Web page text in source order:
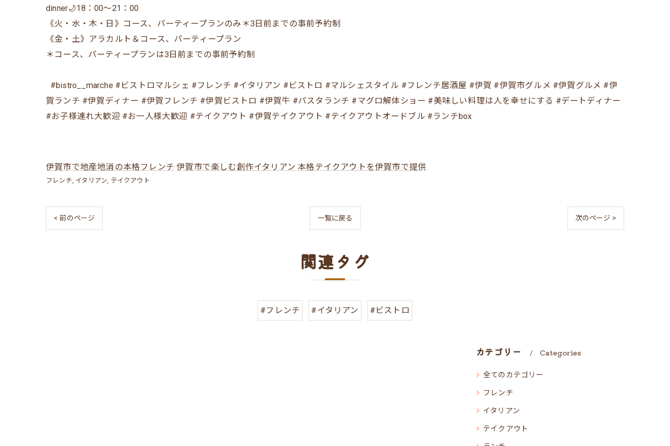
dinner🌙18：00〜21：00
《火・水・木・日》コース、パーティープランのみ＊3日前までの事前予約制
《金・土》アラカルト＆コース、パーティープラン
＊コース、パーティープランは3日前までの事前予約制
⁡ ⁡ #bistro__marche #ビストロマルシェ #フレンチ #イタリアン #ビストロ #マルシェスタイル #フレンチ居酒屋 #伊賀 #伊賀市グルメ #伊賀グルメ #伊
賀ランチ #伊賀ディナー #伊賀フレンチ #伊賀ビストロ #伊賀牛 #パスタランチ #マグロ解体ショー #美味しい料理は人を幸せにする #デートディナー
#お子様連れ大歓迎 #お一人様大歓迎 #テイクアウト #伊賀テイクアウト #テイクアウトオードブル #ランチbox
伊賀市で地産地消の本格フレンチ 伊賀市で楽しむ創作イタリアン 本格テイクアウトを伊賀市で提供
フレンチ イタリアン テイクアウト
< 前のページ 一覧に戻る 次のページ >
関連タグ
#フレンチ #イタリアン #ビストロ
カテゴリー Categories
全てのカテゴリー
フレンチ
イタリアン
テイクアウト